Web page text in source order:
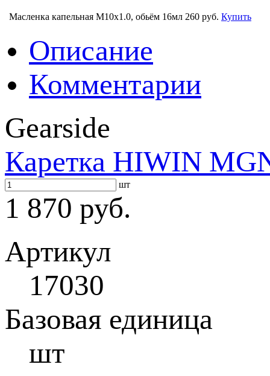
Масленка капельная M10x1.0, обьём 16мл 260 руб. Купить
Описание
Комментарии
Gearside
Каретка HIWIN
шт
1 870 руб.
Артикул
17030
Базовая единица
шт